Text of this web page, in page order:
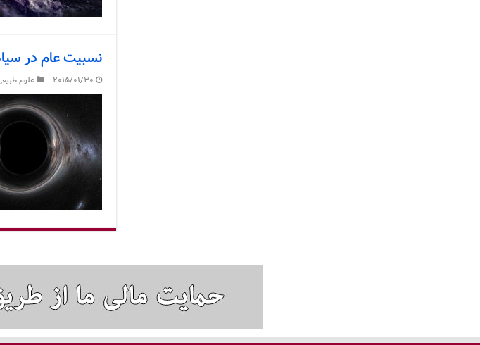
نسبیت عام در
2015/01/30 علوم